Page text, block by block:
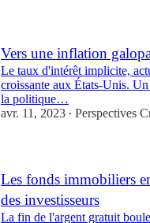
Vers une inflation
Le taux d'intérêt implicite,
croissante aux États-Unis.
la politique…
avr. 11, 2023 • Perspectives
Les fonds immobiliers
des investisseurs
La fin de l'argent gratuit